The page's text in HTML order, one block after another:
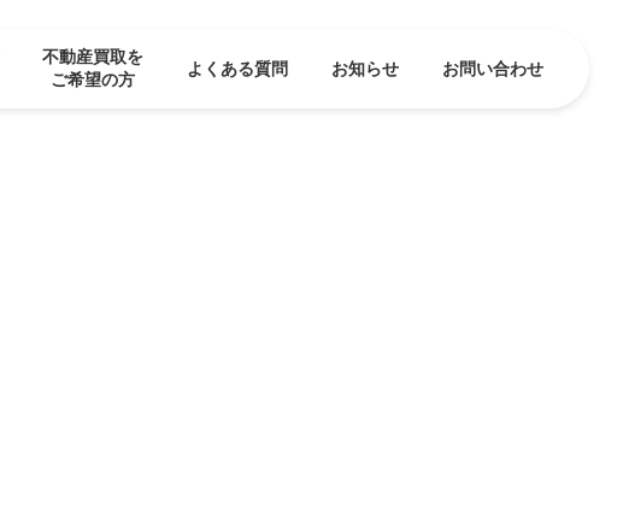
不動産買取を
ご希望の方
よくある質問 お知らせ お問い合わせ